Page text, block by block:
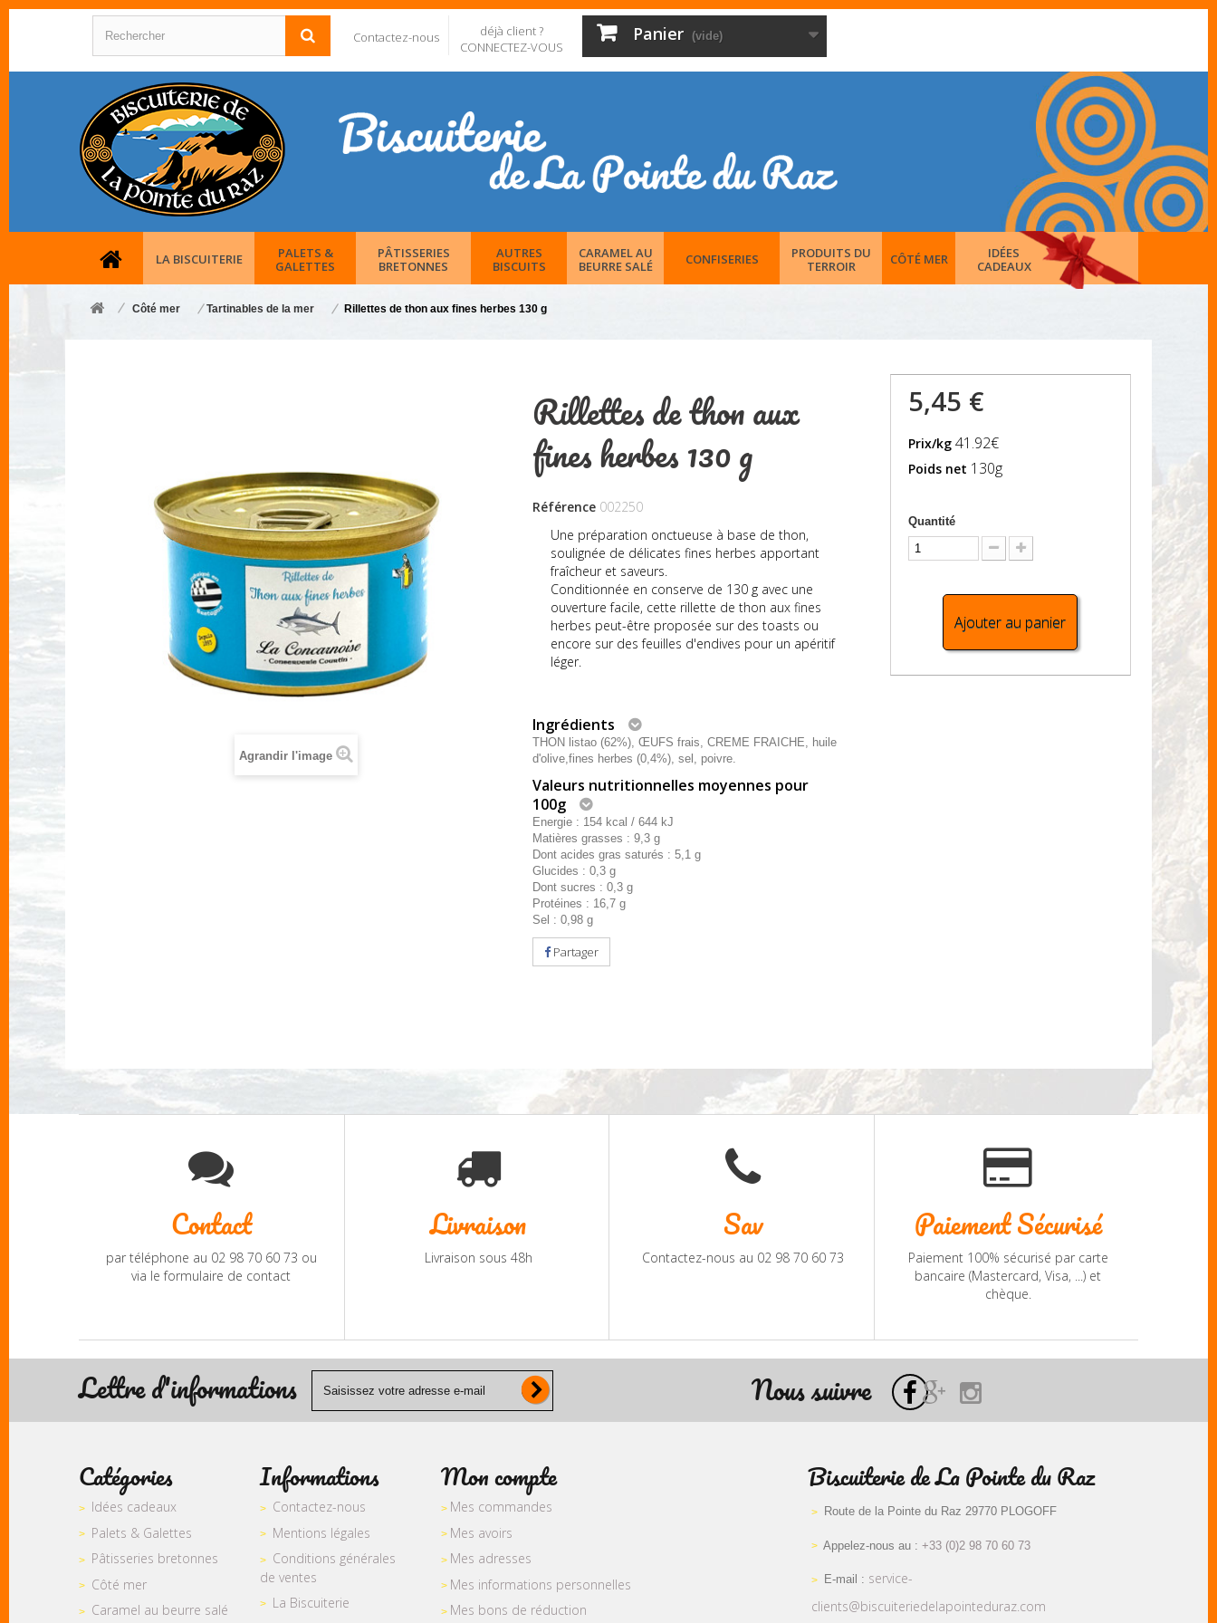
Contactez-nous
déjà client ?
CONNECTEZ-VOUS
Panier (vide)
LA BISCUITERIE
PALETS &
GALETTES
PÂTISSERIES
BRETONNES
AUTRES
BISCUITS
CARAMEL AU
BEURRE SALÉ
CONFISERIES
PRODUITS DU
TERROIR
CÔTÉ MER
IDÉES
CADEAUX
Côté mer Tartinables de la mer Rillettes de thon aux fines herbes 130 g
Agrandir l'image
Rillettes de thon aux
fines herbes 130 g
Référence 002250
Une préparation onctueuse à base de thon,
soulignée de délicates fines herbes apportant
fraîcheur et saveurs.
Conditionnée en conserve de 130 g avec une
ouverture facile, cette rillette de thon aux fines
herbes peut-être proposée sur des toasts ou
encore sur des feuilles d'endives pour un apéritif
léger.
Ingrédients
THON listao (62%), ŒUFS frais, CREME FRAICHE, huile
d'olive,fines herbes (0,4%), sel, poivre.
Valeurs nutritionnelles moyennes pour
100g
Energie : 154 kcal / 644 kJ
Matières grasses : 9,3 g
Dont acides gras saturés : 5,1 g
Glucides : 0,3 g
Dont sucres : 0,3 g
Protéines : 16,7 g
Sel : 0,98 g
Partager
5,45 €
Prix/kg 41.92€
Poids net 130g
Quantité
Ajouter au panier
Contact
par téléphone au 02 98 70 60 73 ou
via le formulaire de contact
Livraison
Livraison sous 48h
Sav
Contactez-nous au 02 98 70 60 73
Paiement Sécurisé
Paiement 100% sécurisé par carte
bancaire (Mastercard, Visa, ...) et
chèque.
Lettre d'informations Nous suivre
Catégories
Idées cadeaux
Palets & Galettes
Pâtisseries bretonnes
Côté mer
Caramel au beurre salé
Informations
Contactez-nous
Mentions légales
Conditions générales
de ventes
La Biscuiterie
Mon compte
Mes commandes
Mes avoirs
Mes adresses
Mes informations personnelles
Mes bons de réduction
Biscuiterie de La Pointe du Raz
Route de la Pointe du Raz 29770 PLOGOFF
Appelez-nous au : +33 (0)2 98 70 60 73
E-mail : service-
clients@biscuiteriedelapointeduraz.com